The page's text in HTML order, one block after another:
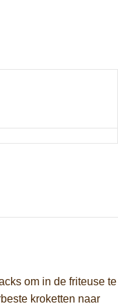
om in de friteuse te
kroketten naar